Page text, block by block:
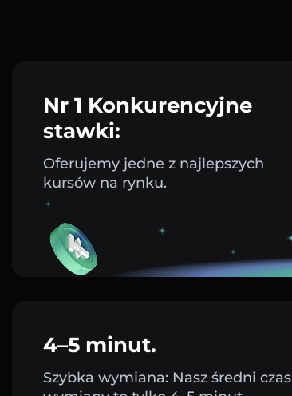
Nr 1 Konkurencyjne
stawki:
Oferujemy jedne z najlepszych
kursów na rynku.
4–5 minut.
Szybka wymiana: Nasz średni czas